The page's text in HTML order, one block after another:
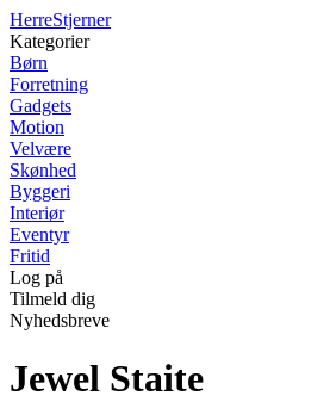
HerreStjerner
Kategorier
Børn
Forretning
Gadgets
Motion
Velvære
Skønhed
Byggeri
Interiør
Eventyr
Fritid
Log på
Tilmeld dig
Nyhedsbreve
Jewel Staite